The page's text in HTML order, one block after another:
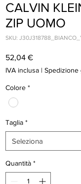
CALVIN
ZIP UOMO
SKU:
52,04 €Prezzo
IVA inclusa | Spedizione
Colore *
Taglia *
Seleziona
Quantità *